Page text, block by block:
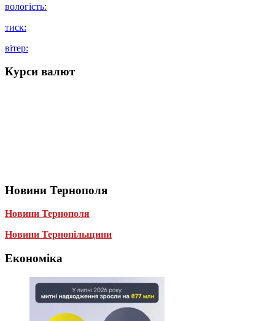
вологість:
тиск:
вітер:
Курси валют
Новини Тернополя
Новини Тернополя
Новини Тернопільщини
Економіка